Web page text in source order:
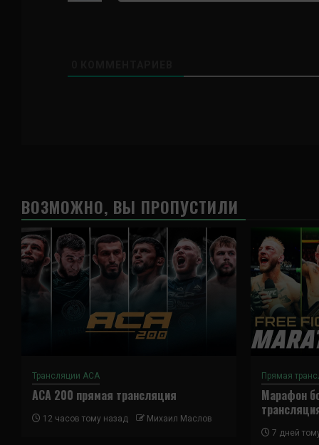
ВОЗМОЖНО, ВЫ ПРОПУСТИЛИ
Трансляции ACA
ACA 200 прямая трансляция
12 часов тому назад Михаил Маслов
Прямая
Марафон
7 дней